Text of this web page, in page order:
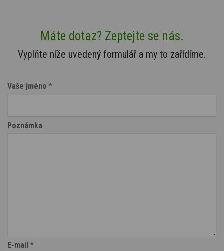
Máte dotaz? Zeptejte se nás.
Vyplňte níže uvedený formulář a my to zařídíme.
Vaše jméno *
Poznámka
E-mail *